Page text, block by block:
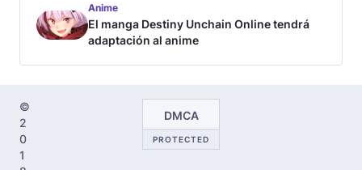
Anime
El manga Destiny Unchain Online tendrá
adaptación al anime
©
2
0
1
DMCA
PROTECTED